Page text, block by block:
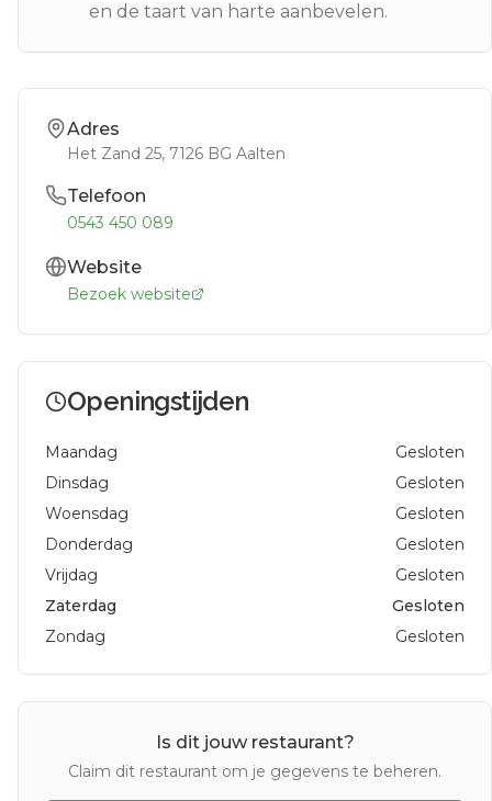
en de taart van harte aanbevelen.
Adres
Het Zand 25, 7126 BG Aalten
Telefoon
0543 450 089
Website
Bezoek website
Openingstijden
Maandag
Gesloten
Dinsdag
Gesloten
Woensdag
Gesloten
Donderdag
Gesloten
Vrijdag
Gesloten
Zaterdag
Gesloten
Zondag
Gesloten
Is dit jouw restaurant?
Claim dit restaurant om je gegevens te beheren.